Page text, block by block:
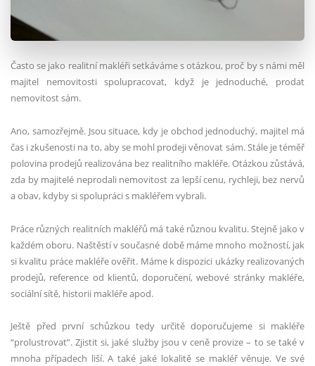
Často se jako realitní makléři setkáváme s otázkou, proč by s námi měl
majitel nemovitosti spolupracovat, když je jednoduché, prodat
nemovitost sám.
Ano, samozřejmě. Jsou situace, kdy je obchod jednoduchý, majitel má
čas i zkušenosti na to, aby se mohl prodeji věnovat sám. Stále je téměř
polovina prodejů realizována bez realitního makléře.Otázkou zůstává,
zda by majitelé neprodali nemovitost za lepší cenu, rychleji, bez nervů
a obav, kdyby si spolupráci s makléřem vybrali.
Práce různých realitních makléřů má také různou kvalitu. Stejně jako v
každém oboru. Naštěstí v současné době máme mnoho možností, jak
si kvalitu práce makléře ověřit. Máme k dispozici ukázky realizovaných
prodejů, reference od klientů, doporučení, webové stránky makléře,
sociální sítě, historii makléře apod.
Ještě před první schůzkou tedy určitě doporučujeme si makléře
“prolustrovat”. Zjistit si, jaké služby jsou v ceně provize – to se takév
mnoha případech liší. A také jaké lokalitě se makléř věnuje. Ve své